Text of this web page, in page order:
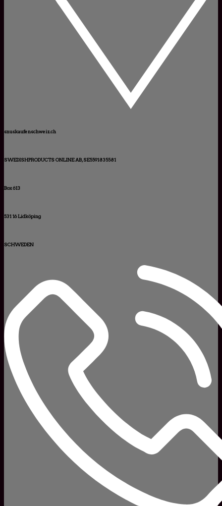
snuskaufenschweiz.ch
SWEDISHPRODUCTS ONLINE AB, SE5591835581
Box 613
531 16 Lidköping
SCHWEDEN